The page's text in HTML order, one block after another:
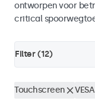
ontworpen voor
critical
Filter (12)
Touchscreen